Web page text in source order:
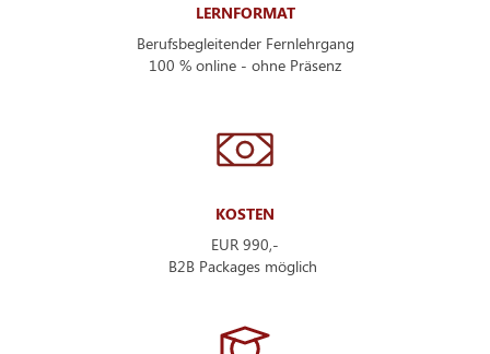
LERNFORMAT
Berufsbegleitender Fernlehrgang
100 % online - ohne Präsenz
KOSTEN
EUR 990,-
B2B Packages möglich